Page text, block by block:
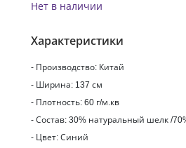
Нет в наличии
Характеристики
- Производство: Китай
- Ширина: 137 см
- Плотность: 60 г/м.кв
- Состав: 30% натуральный шелк /
- Цвет: Синий